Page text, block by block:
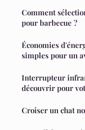
Comment
pour barbecue ?
Économies
simples pour un
Interrupteur
découvrir pour
Croiser un chat